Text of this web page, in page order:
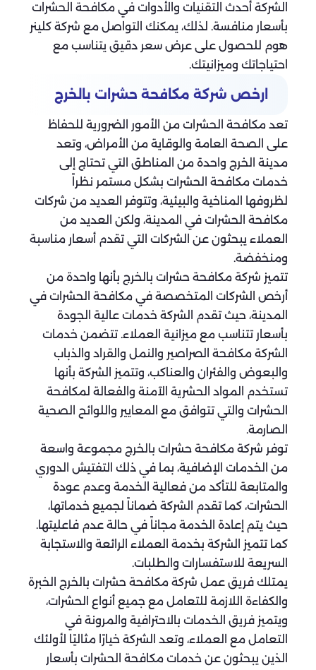
الشركة أحدث التقنيات والأدوات في مكافحة الحشرات
بأسعار منافسة. لذلك، يمكنك التواصل مع شركة كلينر
هوم للحصول على عرض سعر دقيق يتناسب مع
احتياجاتك وميزانيتك.
ارخص شركة مكافحة حشرات بالخرج
تعد مكافحة الحشرات من الأمور الضرورية للحفاظ
على الصحة العامة والوقاية من الأمراض، وتعد
مدينة الخرج واحدة من المناطق التي تحتاج إلى
خدمات مكافحة الحشرات بشكل مستمر نظراً
لظروفها المناخية والبيئية، وتتوفر العديد من شركات
مكافحة الحشرات في المدينة، ولكن العديد من
العملاء يبحثون عن الشركات التي تقدم أسعار مناسبة
ومنخفضة.
تتميز شركة مكافحة حشرات بالخرج بأنها واحدة من
أرخص الشركات المتخصصة في مكافحة الحشرات في
المدينة، حيث تقدم الشركة خدمات عالية الجودة
بأسعار تتناسب مع ميزانية العملاء. تتضمن خدمات
الشركة مكافحة الصراصير والنمل والقراد والذباب
والبعوض والفئران والعناكب، وتتميز الشركة بأنها
تستخدم المواد الحشرية الآمنة والفعالة لمكافحة
الحشرات والتي تتوافق مع المعايير واللوائح الصحية
الصارمة.
توفر شركة مكافحة حشرات بالخرج مجموعة واسعة
من الخدمات الإضافية، بما في ذلك التفتيش الدوري
والمتابعة للتأكد من فعالية الخدمة وعدم عودة
الحشرات، كما تقدم الشركة ضماناً لجميع خدماتها،
حيث يتم إعادة الخدمة مجاناً في حالة عدم فاعليتها.
كما تتميز الشركة بخدمة العملاء الرائعة والاستجابة
السريعة للاستفسارات والطلبات.
يمتلك فريق عمل شركة مكافحة حشرات بالخرج الخبرة
والكفاءة اللازمة للتعامل مع جميع أنواع الحشرات،
ويتميز فريق الخدمات بالاحترافية والمرونة في
التعامل مع العملاء، وتعد الشركة خيارًا مثاليًا لأولئك
الذين يبحثون عن خدمات مكافحة الحشرات بأسعار